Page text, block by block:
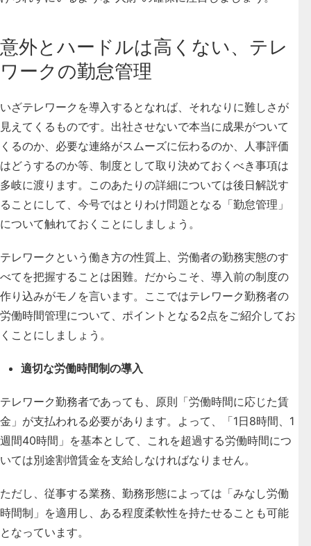
意外とハードルは高くない、テレ
ワークの勤怠管理
いざテレワークを導入するとなれば、それなりに難しさが
見えてくるものです。出社させないで本当に成果がついて
くるのか、必要な連絡がスムーズに伝わるのか、人事評価
はどうするのか等、制度として取り決めておくべき事項は
多岐に渡ります。このあたりの詳細については後日解説す
ることにして、今号ではとりわけ問題となる「勤怠管理」
について触れておくことにしましょう。
テレワークという働き方の性質上、労働者の勤務実態のす
べてを把握することは困難。だからこそ、導入前の制度の
作り込みがモノを言います。ここではテレワーク勤務者の
労働時間管理について、ポイントとなる2点をご紹介してお
くことにしましょう。
適切な労働時間制の導入
テレワーク勤務者であっても、原則「労働時間に応じた賃
金」が支払われる必要があります。よって、「1日8時間、1
週間40時間」を基本として、これを超過する労働時間につ
いては別途割増賃金を支給しなければなりません。
ただし、従事する業務、勤務形態によっては「みなし労働
時間制」を適用し、ある程度柔軟性を持たせることも可能
となっています。